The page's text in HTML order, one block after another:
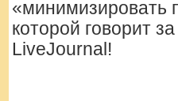
«минимизировать
которой говорит
LiveJournal!